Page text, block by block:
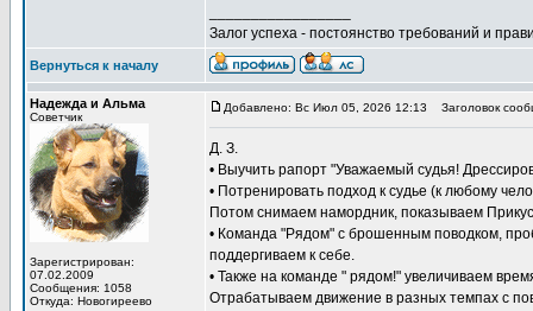
Залог успеха - постоянство требований и
Вернуться к началу
Надежда и Альма
Советчик
Зарегистрирован:
07.02.2009
Сообщения: 1058
Откуда: Новогиреево
Добавлено: Вс Июл 05, 2026 12:13 Заголовок
Д. З.
• Выучить рапорт "Уважаемый судья!
• Потренировать подход к судье (к любому
Потом снимаем намордник, показываем
• Команда "Рядом" с брошенным поводком,
поддергиваем к себе.
• Также на команде " рядом!" увеличиваем
Отрабатываем движение в разных темпах с